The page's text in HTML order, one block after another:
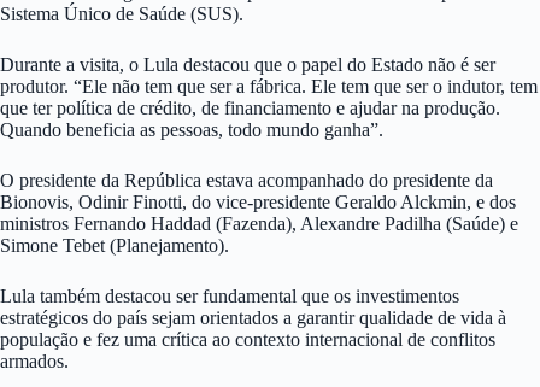
Sistema Único de Saúde (SUS).
Durante a visita, o Lula destacou que o papel do Estado não é ser
produtor. “Ele não tem que ser a fábrica. Ele tem que ser o indutor, tem
que ter política de crédito, de financiamento e ajudar na produção.
Quando beneficia as pessoas, todo mundo ganha”.
O presidente da República estava acompanhado do presidente da
Bionovis, Odinir Finotti, do vice-presidente Geraldo Alckmin, e dos
ministros Fernando Haddad (Fazenda), Alexandre Padilha (Saúde) e
Simone Tebet (Planejamento).
Lula também destacou ser fundamental que os investimentos
estratégicos do país sejam orientados a garantir qualidade de vida à
população e fez uma crítica ao contexto internacional de conflitos
armados.